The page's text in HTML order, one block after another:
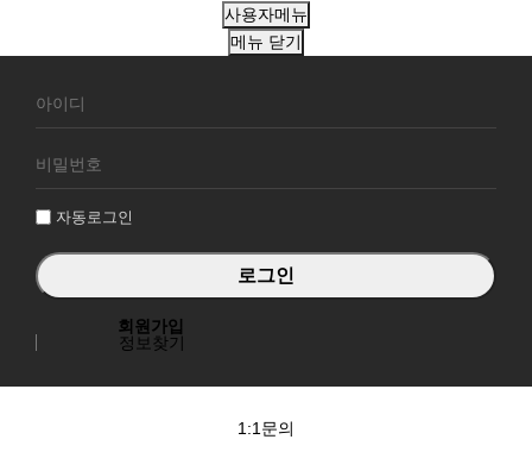
사용자메뉴
메뉴 닫기
원
그
자동로그인
회원가입
정보찾기
1:1문의